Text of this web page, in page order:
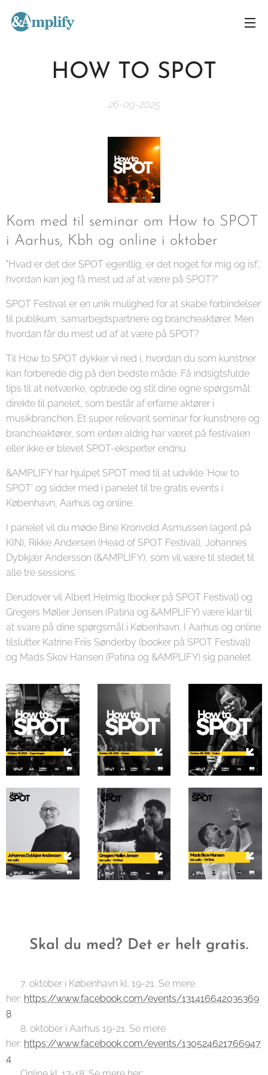
HOW TO SPOT
26-09-2025
Kom med til seminar om How to SPOT
i Aarhus, Kbh og online i oktober
"Hvad er det der SPOT egentlig, er det noget for mig og isf.,
hvordan kan jeg få mest ud af at være på SPOT?" 🤔
SPOT Festival er en unik mulighed for at skabe forbindelser
til publikum, samarbejdspartnere og brancheaktører. Men
hvordan får du mest ud af at være på SPOT?
Til How to SPOT dykker vi ned i, hvordan du som kunstner
kan forberede dig på den bedste måde. Få indsigtsfulde
tips til at netværke, optræde og stil dine egne spørgsmål
direkte til panelet, som består af erfarne aktører i
musikbranchen. Et super relevant seminar for kunstnere og
brancheaktører, som enten aldrig har været på festivalen
eller ikke er blevet SPOT-eksperter endnu.
&AMPLIFY har hjulpet SPOT med til at udvikle 'How to
SPOT' og sidder med i panelet til tre gratis events i
København, Aarhus og online.
I panelet vil du møde Bine Kronvold Asmussen (agent på
KIN), Rikke Andersen (Head of SPOT Festival), Johannes
Dybkjær Andersson (&AMPLIFY), som vil være til stedet til
alle tre sessions.
Derudover vil Albert Helmig (booker på SPOT Festival) og
Gregers Møller Jensen (Patina og &AMPLIFY) være klar til
at svare på dine spørgsmål i København. I Aarhus og online
tilslutter Katrine Friis Sønderby (booker på SPOT Festival)
og Mads Skov Hansen (Patina og &AMPLIFY) sig panelet.
🫵 Skal du med? Det er helt gratis.
📌 7. oktober i København kl. 19-21. Se mere
her: https://www.facebook.com/events/131416642035369
8
📌 8. oktober i Aarhus 19-21. Se mere
her: https://www.facebook.com/events/130524621766947
4